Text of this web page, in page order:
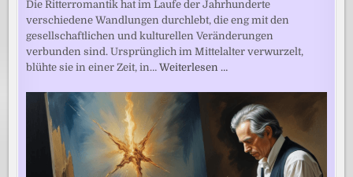
Die Ritterromantik hat im Laufe der Jahrhunderte
verschiedene Wandlungen durchlebt, die eng mit den
gesellschaftlichen und kulturellen Veränderungen
verbunden sind. Ursprünglich im Mittelalter verwurzelt,
blühte sie in einer Zeit, in…Weiterlesen …